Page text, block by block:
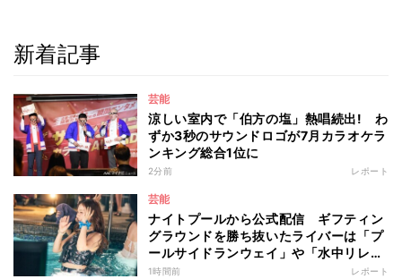
新着記事
芸能
涼しい室内で「伯方の塩」熱唱続出! わ
ずか3秒のサウンドロゴが7月カラオケラ
ンキング総合1位に
2分前 レポート
芸能
ナイトプールから公式配信 ギフティン
グラウンドを勝ち抜いたライバーは「プ
ールサイドランウェイ」や「水中リレ
ー」にも参加 『イチナナイト★プー
1時間前 レポート